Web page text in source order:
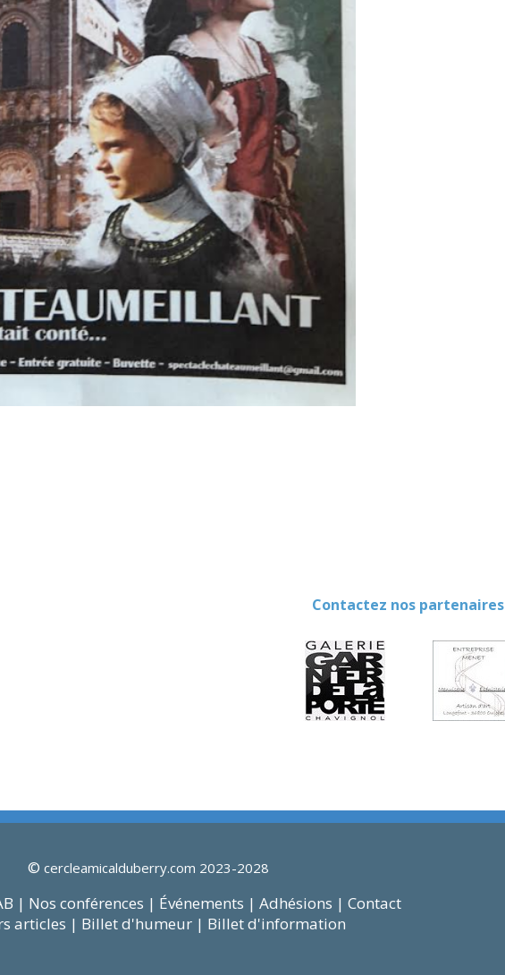
Contactez nos partenaires
© cercleamicalduberry.com 2023-2028
| Nos conférences | Événements | Adhésions | Contact
articles | Billet d'humeur | Billet d'information